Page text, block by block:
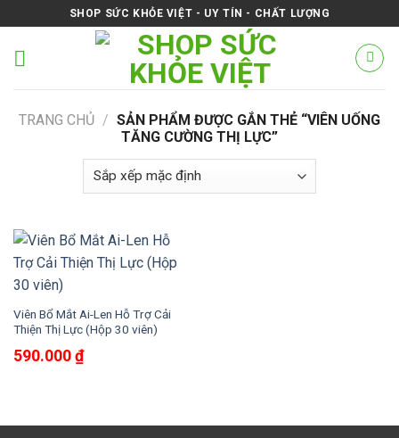
to
content
SHOP SỨC KHỎE VIỆT - UY TÍN - CHẤT LƯỢNG
TRANG CHỦ / SẢN PHẨM ĐƯỢC GẮN THẺ “VIÊN UỐNG
TĂNG CƯỜNG THỊ LỰC”
Viên Bổ Mắt Ai-Len Hỗ Trợ Cải
Thiện Thị Lực (Hộp 30 viên)
590.000₫